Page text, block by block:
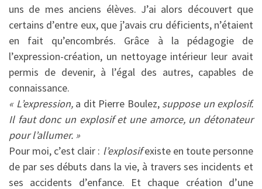
uns de mes anciens élèves. J’ai alors découvert que
certains d’entre eux, que j’avais cru déficients, n’étaient
en fait qu’encombrés. Grâce à la pédagogie de
l’expression-création, un nettoyage intérieur leur avait
permis de devenir, à l’égal des autres, capables de
connaissance.
« L’expression,a dit Pierre Boulez, suppose un explosif.
Il faut donc un explosif et une amorce, un détonateur
pour l’allumer. »
Pour moi, c’est clair : l’explosifexiste en toute personne
de par ses débuts dans la vie, à travers ses incidents et
ses accidents d’enfance. Et chaque création d’une